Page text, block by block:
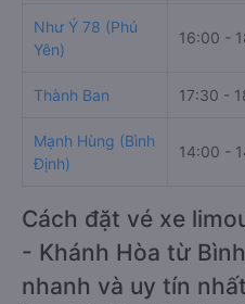
Như Ý 78 (Phú
Yên)
16:00 -
Thành Ban 17:30 -
Mạnh Hùng (Bình
Định)
14:00 -
Cách đặt vé xe
- Khánh Hòa từ
nhanh và uy tín nhất